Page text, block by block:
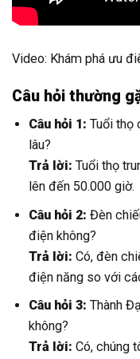
Video: Khám phá ưu
Câu hỏi thường
Câu hỏi 1: Tuổi thọ
lâu?
Trả lời: Tuổi thọ
lên đến 50.000 giờ.
Câu hỏi 2: Đèn
điện không?
Trả lời: Có, đèn
điện năng so với
Câu hỏi 3: Thành
không?
Trả lời: Có, chúng